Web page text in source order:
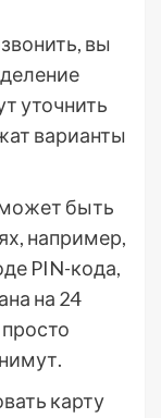
вы
уточнить
варианты
быть
например,
PIN-кода,
на 24
карту